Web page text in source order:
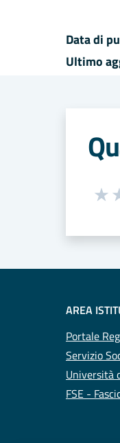
Data di
Ultimo
AREA
Portale
Servizio
Università
FSE -